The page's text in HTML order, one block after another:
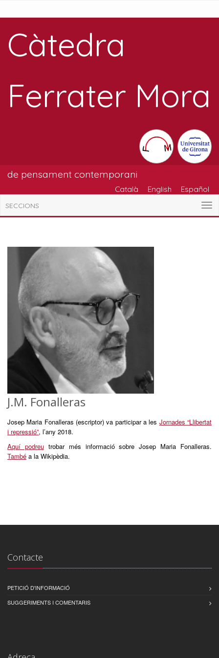
Càtedra
Ferrater Mora
de pensament contemporani
Català English Español
SECCIONS
J.M. Fonalleras
Josep Maria Fonalleras (escriptor) va participar a les Jornades “Llibertat
i repressió”, l’any 2018.
Aquí podreutrobar més informació sobre Josep Maria Fonalleras.
També a la Wikipèdia.
Contacte
PETICIÓ D'INFORMACIÓ
SUGGERIMENTS I COMENTARIS